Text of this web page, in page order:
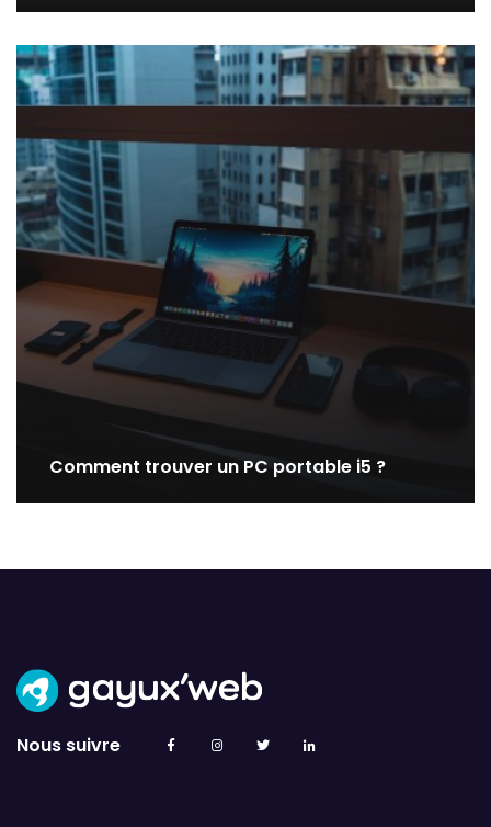
Comment trouver un PC portable i5 ?
Nous suivre